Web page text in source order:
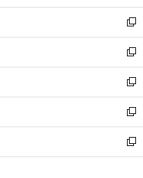
開
く
ウ
で
開
く
ン
ド
ウ
で
開
く
ウ
ィ
ン
ド
ウ
で
開
く
新
し
い
ウ
ィ
ン
ド
ウ
で
開
新
し
い
ウ
ィ
ン
ド
ウ
新
し
い
ウ
ィ
ン
新
し
い
ウ
新
し